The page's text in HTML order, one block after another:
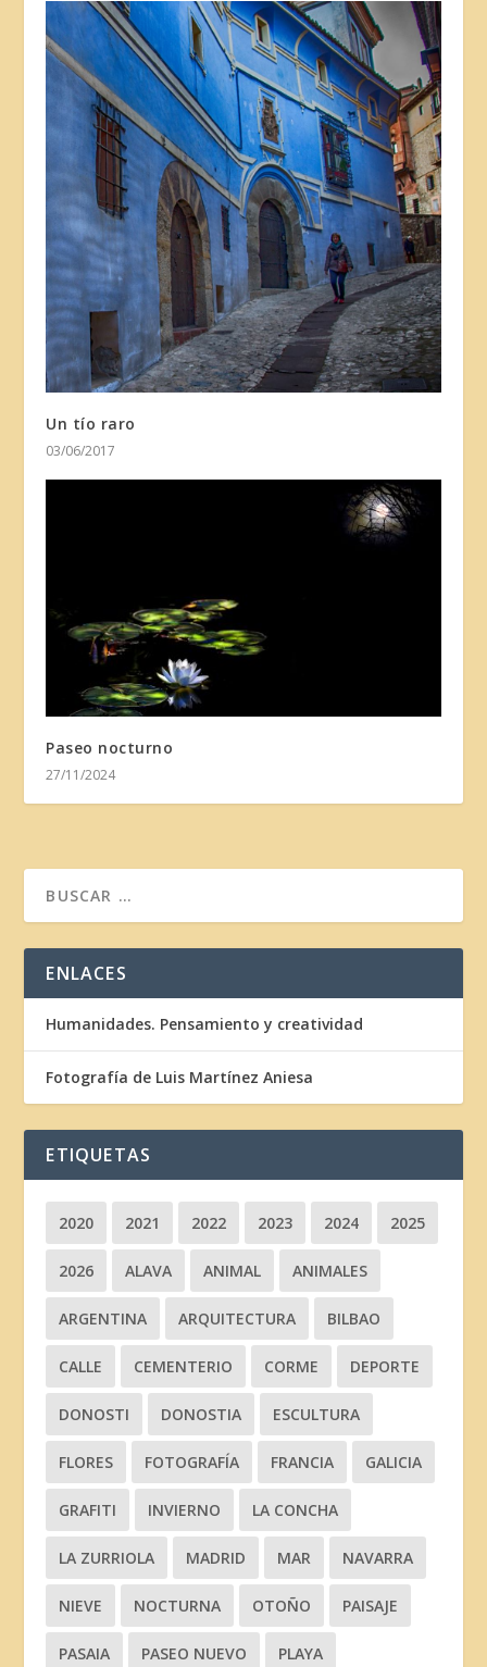
Un tío raro
03/06/2017
Paseo nocturno
27/11/2024
ENLACES
Humanidades. Pensamiento y creatividad
Fotografía de Luis Martínez Aniesa
ETIQUETAS
2020 2021 2022 2023 2024 2025
2026 ALAVA ANIMAL ANIMALES
ARGENTINA ARQUITECTURA BILBAO
CALLE CEMENTERIO CORME DEPORTE
DONOSTI DONOSTIA ESCULTURA
FLORES FOTOGRAFÍA FRANCIA GALICIA
GRAFITI INVIERNO LA CONCHA
LA ZURRIOLA MADRID MAR NAVARRA
NIEVE NOCTURNA OTOÑO PAISAJE
PASAIA PASEO NUEVO PLAYA